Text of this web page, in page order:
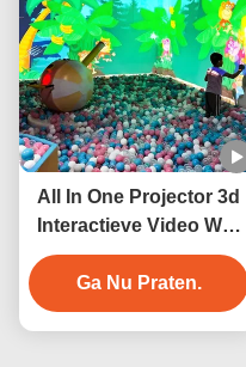
All In One Projector 3d
Interactieve Video Wall
Smash Ball Projectie
Ga Nu Praten.